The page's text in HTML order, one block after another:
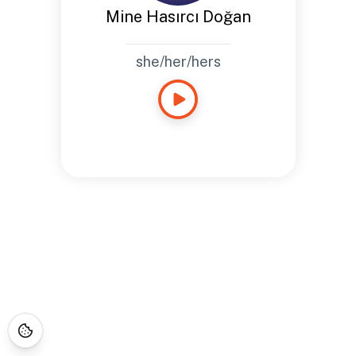
Mine Hasırcı Doğan
she/her/hers